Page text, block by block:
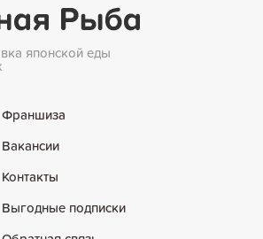
японской еды
Франшиза
Вакансии
Контакты
Выгодные подписки